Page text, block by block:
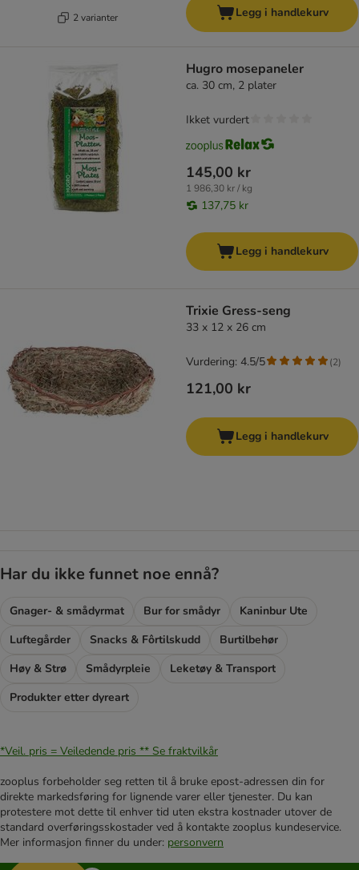
2 varianter Legg i handlekurv
Hugro mosepaneler
ca. 30 cm, 2 plater
145,00 kr
1 986,30 kr / kg
137,75 kr
Ikket vurdert
Legg i handlekurv
Trixie Gress-seng
33 x 12 x 26 cm
121,00 kr
Vurdering: 4.5/5 (2)
Legg i handlekurv
Har du ikke funnet noe ennå?
Gnager- & smådyrmat Bur for smådyr
Kaninbur Ute
Luftegårder
Snacks & Fôrtilskudd
Burtilbehør
Høy & Strø
Smådyrpleie
Leketøy & Transport
Produkter etter dyreart
*Veil. pris = Veiledende pris ** Se fraktvilkår
zooplus forbeholder seg retten til å bruke epost-adressen din for
direkte markedsføring for lignende varer eller tjenester. Du kan
protestere mot dette til enhver tid uten ekstra kostnader utover de
standard overføringsskostader ved å kontakte zooplus kundeservice.
Mer informasjon finner du under: personvern